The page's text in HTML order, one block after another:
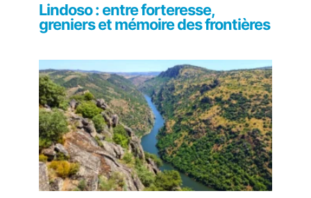
Lindoso : entre forteresse,
greniers et mémoire des frontières